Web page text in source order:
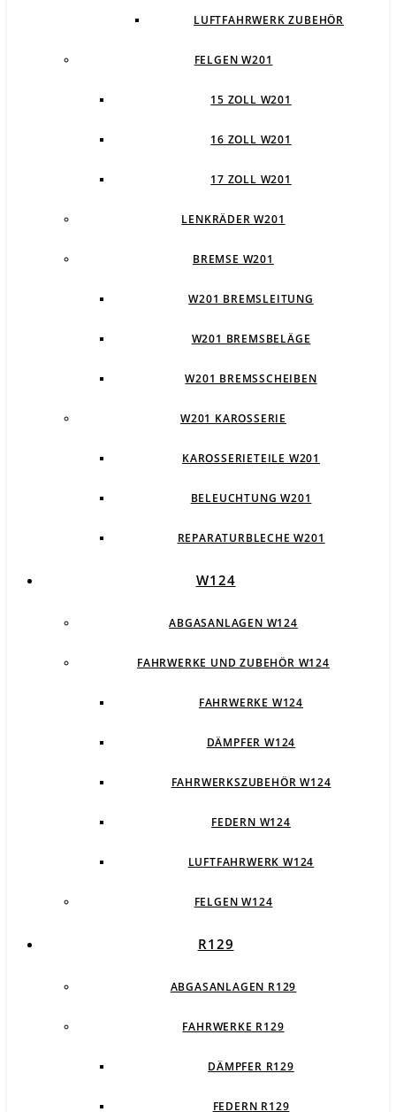
LUFTFAHRWERK ZUBEHÖR
FELGEN W201
15 ZOLL W201
16 ZOLL W201
17 ZOLL W201
LENKRÄDER W201
BREMSE W201
W201 BREMSLEITUNG
W201 BREMSBELÄGE
W201 BREMSSCHEIBEN
W201 KAROSSERIE
KAROSSERIETEILE W201
BELEUCHTUNG W201
REPARATURBLECHE W201
W124
ABGASANLAGEN W124
FAHRWERKE UND ZUBEHÖR W124
FAHRWERKE W124
DÄMPFER W124
FAHRWERKSZUBEHÖR W124
FEDERN W124
LUFTFAHRWERK W124
FELGEN W124
R129
ABGASANLAGEN R129
FAHRWERKE R129
DÄMPFER R129
FEDERN R129